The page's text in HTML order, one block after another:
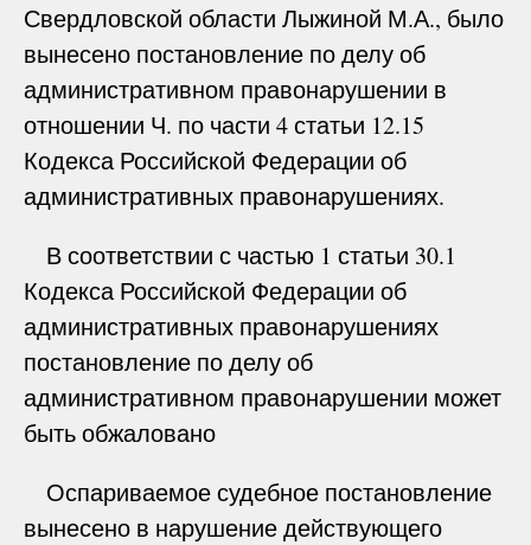
Свердловской области Лыжиной М.А., было
вынесено постановление по делу об
административном правонарушении в
отношении Ч. по части 4 статьи 12.15
Кодекса Российской Федерации об
административных правонарушениях.
В соответствии с частью 1 статьи 30.1
Кодекса Российской Федерации об
административных правонарушениях
постановление по делу об
административном правонарушении может
быть обжаловано
Оспариваемое судебное постановление
вынесено в нарушение действующего